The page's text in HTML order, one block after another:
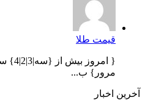
قیمت طلا
{
مرور} ب...
آخرین اخبار